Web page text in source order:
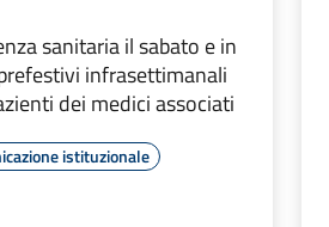
sanitaria il sabato e in
infrasettimanali
dei medici associati
istituzionale